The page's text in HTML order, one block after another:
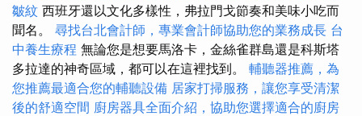
皺紋 西班牙還以文化多樣性，弗拉門戈節奏和美味小吃而
聞名。 尋找台北會計師，專業會計師協助您的業務成長 台
中養生療程 無論您是想要馬洛卡，金絲雀群島還是科斯塔
多拉達的神奇區域，都可以在這裡找到。 輔聽器推薦，為
您推薦最適合您的輔聽設備 居家打掃服務，讓您享受清潔
後的舒適空間 廚房器具全面介紹，協助您選擇適合的廚房